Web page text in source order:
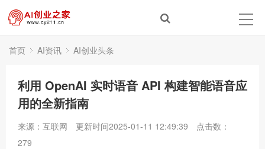
首页 AI资讯 AI创业头条
利用 OpenAI 实时语音 API 构建智能语音应
用的全新指南
来源：互联网 更新时间2025-01-11 12:49:39
点击数：
279